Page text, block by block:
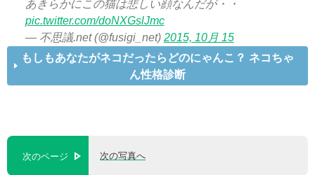
あきらかにこの猫は悲しい顔なんだが・・
pic.twitter.com/doNXGslJmc
— 不思議.net (@fusigi_net) 2015, 10月 15
もしもあなたがネコだったらどのにゃんこ？ ネコちゃ
ん性格診断
次のページ 次の写真へ